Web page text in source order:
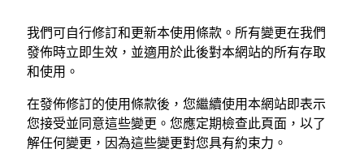
我們可自行修訂和更新本使用條款。所有變更在我們
發佈時立即生效，並適用於此後對本網站的所有存取
和使用。
在發佈修訂的使用條款後，您繼續使用本網站即表示
您接受並同意這些變更。您應定期檢查此頁面，以了
解任何變更，因為這些變更對您具有約束力。